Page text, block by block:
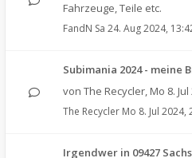
Fahrzeuge, Teile etc.
FandN Sa 24. Aug 2024,
Subimania 2024 - meine
von The Recycler, Mo 8.
The Recycler Mo 8. Jul 2024,
Irgendwer in 09427